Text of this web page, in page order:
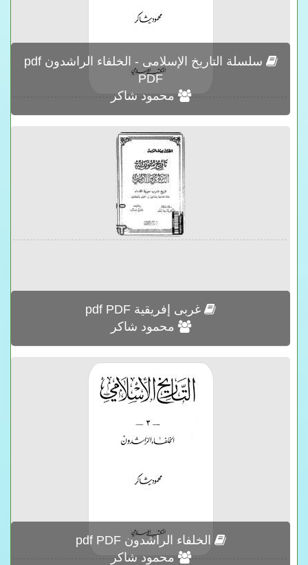
سلسلة التاريخ الإسلامى - الخلفاء الراشدون pdf
PDF
محمود شاكر
غربى إفريقية pdf PDF
محمود شاكر
الخلفاء الراشدون pdf PDF
محمود شاكر